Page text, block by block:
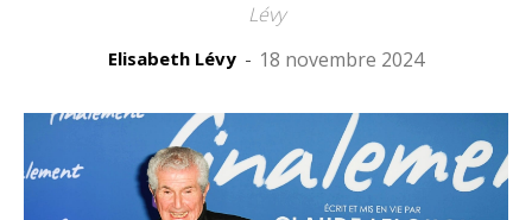
Lévy
Elisabeth Lévy - 18 novembre 2024